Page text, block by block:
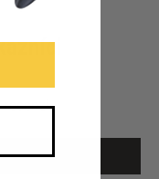
recenzi